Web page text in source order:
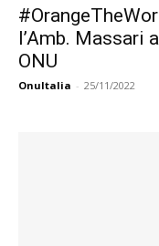
l’Amb. Massari
ONU
OnuItalia - 25/11/2022